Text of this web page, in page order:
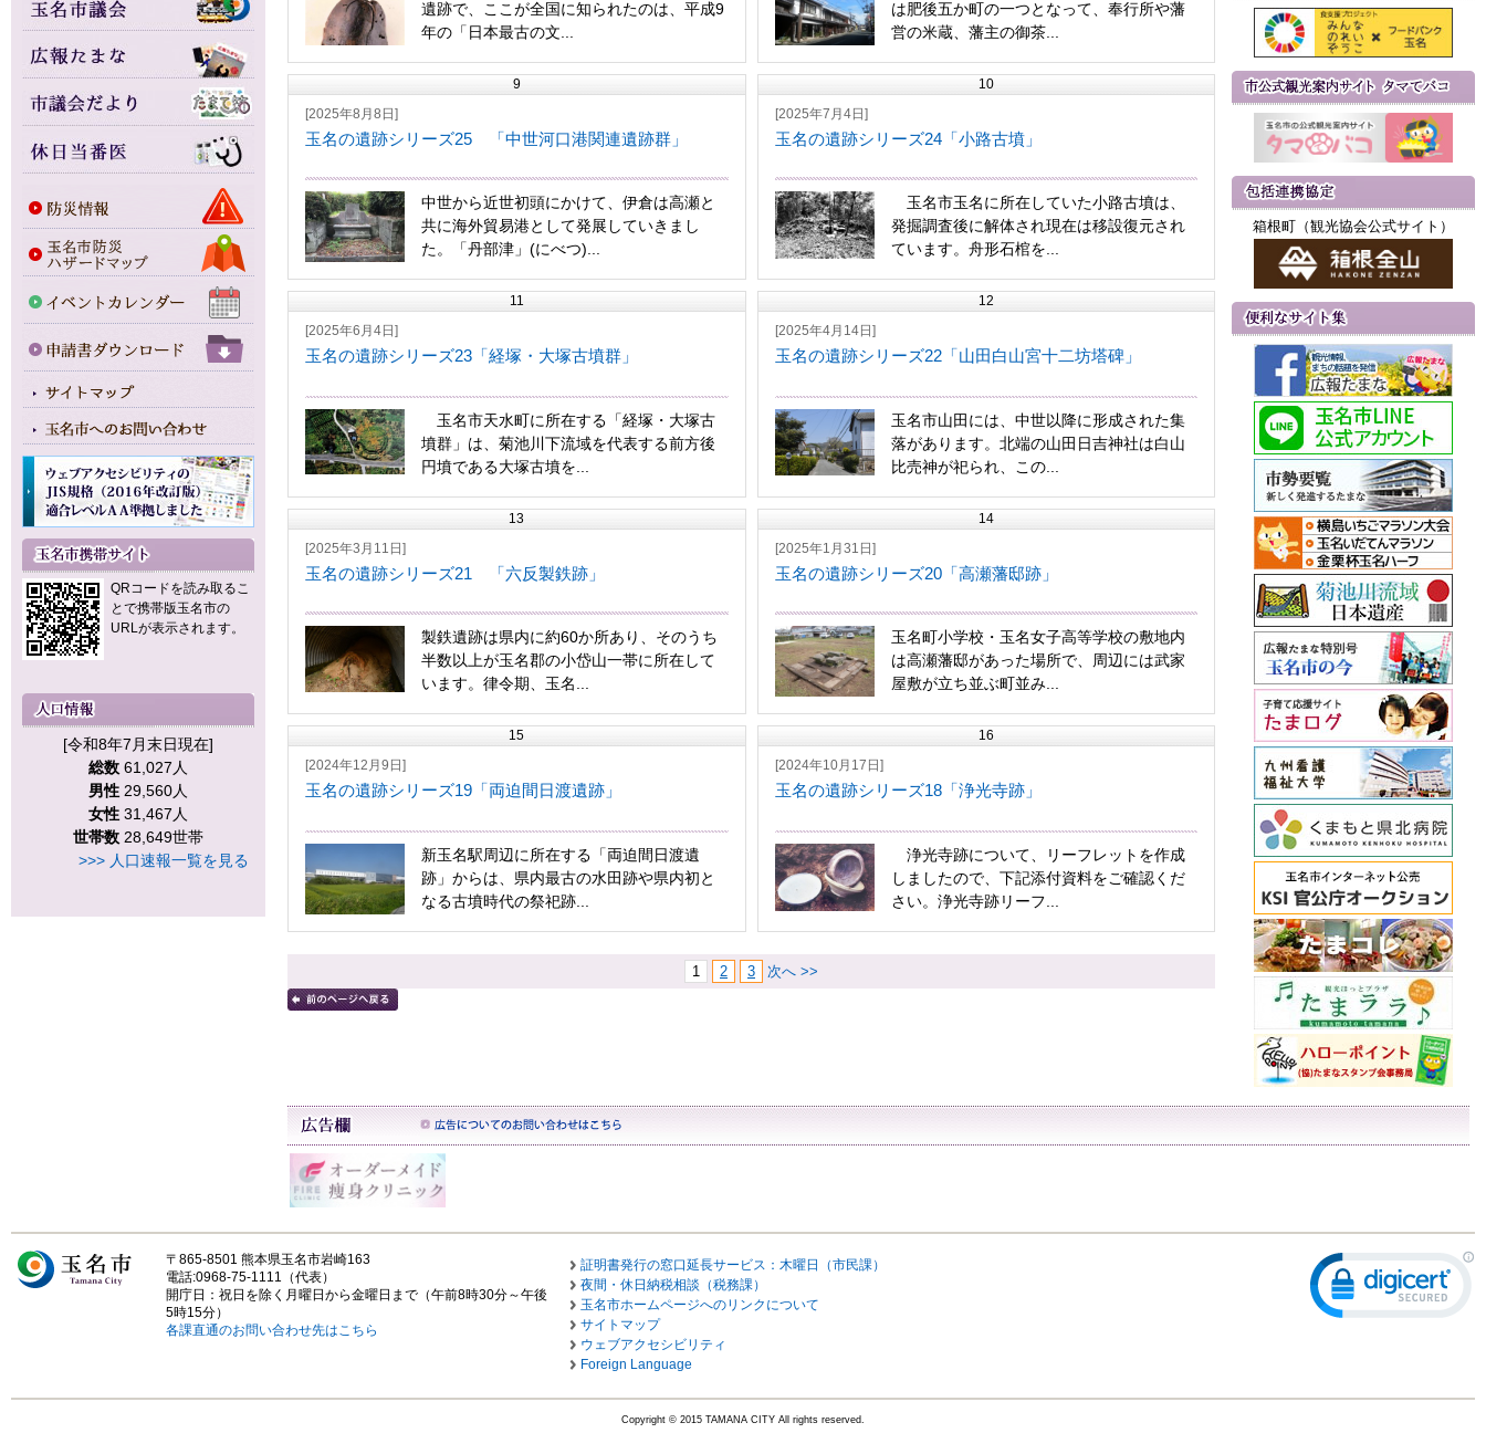
QRコードを読み取るこ
とで携帯版玉名市の
URLが表示されます。
[令和8年7月末日現在]
総数 61,027人
男性 29,560人
女性 31,467人
世帯数 28,649世帯
>>> 人口速報一覧を見る
遺跡で、ここが全国に知られたのは、平成9
年の「日本最古の文...
は肥後五か町の一つとなって、奉行所や藩
営の米蔵、藩主の御茶...
9
[2025年8月8日]
玉名の遺跡シリーズ25 「中世河口港関連遺跡群」
中世から近世初頭にかけて、伊倉は高瀬と
共に海外貿易港として発展していきまし
た。「丹部津」(にべつ)...
10
[2025年7月4日]
玉名の遺跡シリーズ24「小路古墳」
玉名市玉名に所在していた小路古墳は、
発掘調査後に解体され現在は移設復元され
ています。舟形石棺を...
11
[2025年6月4日]
玉名の遺跡シリーズ23「経塚・大塚古墳群」
玉名市天水町に所在する「経塚・大塚古
墳群」は、菊池川下流域を代表する前方後
円墳である大塚古墳を...
12
[2025年4月14日]
玉名の遺跡シリーズ22「山田白山宮十二坊塔碑」
玉名市山田には、中世以降に形成された集
落があります。北端の山田日吉神社は白山
比売神が祀られ、この...
13
[2025年3月11日]
玉名の遺跡シリーズ21 「六反製鉄跡」
製鉄遺跡は県内に約60か所あり、そのうち
半数以上が玉名郡の小岱山一帯に所在して
います。律令期、玉名...
14
[2025年1月31日]
玉名の遺跡シリーズ20「高瀬藩邸跡」
玉名町小学校・玉名女子高等学校の敷地内
は高瀬藩邸があった場所で、周辺には武家
屋敷が立ち並ぶ町並み...
15
[2024年12月9日]
玉名の遺跡シリーズ19「両迫間日渡遺跡」
新玉名駅周辺に所在する「両迫間日渡遺
跡」からは、県内最古の水田跡や県内初と
なる古墳時代の祭祀跡...
16
[2024年10月17日]
玉名の遺跡シリーズ18「浄光寺跡」
浄光寺跡について、リーフレットを作成
しましたので、下記添付資料をご確認くだ
さい。浄光寺跡リーフ...
1 2 3 次へ >>
箱根町（観光協会公式サイト）
〒865-8501 熊本県玉名市岩崎163
電話:0968-75-1111（代表）
開庁日：祝日を除く月曜日から金曜日まで（午前8時30分～午後
5時15分）
各課直通のお問い合わせ先はこちら
証明書発行の窓口延長サービス：木曜日（市民課）
夜間・休日納税相談（税務課）
玉名市ホームページへのリンクについて
サイトマップ
ウェブアクセシビリティ
Foreign Language
Copyright © 2015 TAMANA CITY All rights reserved.